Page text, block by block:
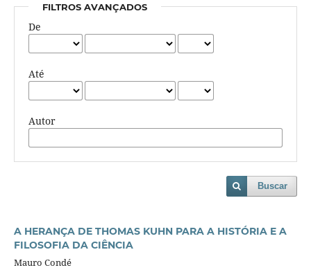
FILTROS AVANÇADOS
De
Até
Autor
Buscar
A HERANÇA DE THOMAS KUHN PARA A HISTÓRIA E A
FILOSOFIA DA CIÊNCIA
Mauro Condé